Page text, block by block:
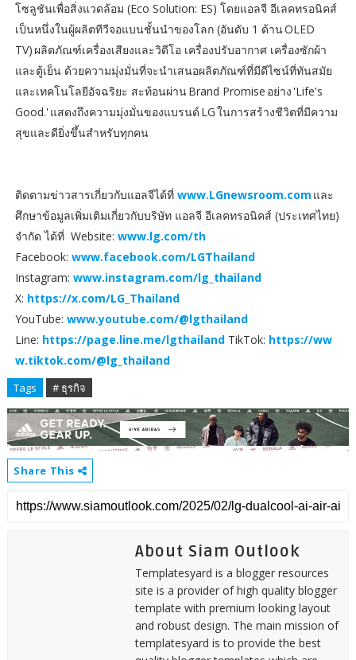
โซลูชันเพื่อสิ่งแวดล้อม (Eco Solution: ES) โดยแอลจี อีเลคทรอนิคส์
เป็นหนึ่งในผู้ผลิตทีวีจอแบนชั้นนำของโลก (อันดับ 1 ด้าน OLED
TV) ผลิตภัณฑ์เครื่องเสียงและวิดีโอ เครื่องปรับอากาศ เครื่องซักผ้า
และตู้เย็น ด้วยความมุ่งมั่นที่จะนำเสนอผลิตภัณฑ์ที่มีดีไซน์ที่ทันสมัย
และเทคโนโลยีอัจฉริยะ สะท้อนผ่าน Brand Promise อย่าง 'Life's
Good.' แสดงถึงความมุ่งมั่นของแบรนด์ LG ในการสร้างชีวิตที่มีความ
สุขและดียิ่งขึ้นสำหรับทุกคน
ติดตามข่าวสารเกี่ยวกับแอลจีได้ที่ www.LGnewsroom.com และ
ศึกษาข้อมูลเพิ่มเติมเกี่ยวกับบริษัท แอลจี อีเลคทรอนิคส์ (ประเทศไทย)
จำกัด ได้ที่ Website: www.lg.com/th
Facebook: www.facebook.com/LGThailand
Instagram: www.instagram.com/lg_thailand
X: https://x.com/LG_Thailand
YouTube: www.youtube.com/@lgthailand
Line: https://page.line.me/lgthailandTikTok: https://ww
w.tiktok.com/@lg_thailand
Tags # ธุรกิจ
Share This
About Siam Outlook
Templatesyard is a blogger resources
site is a provider of high quality blogger
template with premium looking layout
and robust design. The main mission of
templatesyard is to provide the best